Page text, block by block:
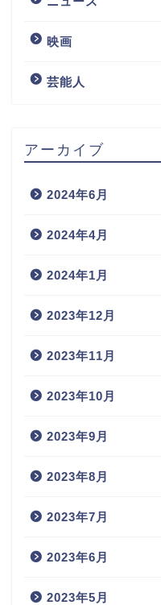
映画
芸能人
アーカイブ
2024年6月
2024年4月
2024年1月
2023年12月
2023年11月
2023年10月
2023年9月
2023年8月
2023年7月
2023年6月
2023年5月